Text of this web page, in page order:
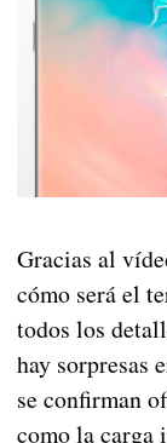
Gracias al
cómo será el
todos los
hay sorpresas
se confirman
como la carga